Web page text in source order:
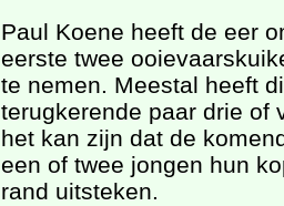
Paul Koene heeft de eer
eerste twee
te nemen. Meestal heeft
terugkerende paar drie of
het kan zijn dat de
een of twee jongen hun
rand uitsteken.